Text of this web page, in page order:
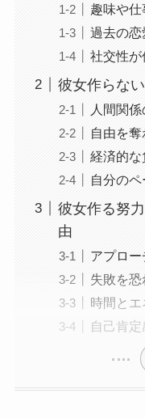
趣味や
過去の恋
社交性が
彼女作らな
人間関
自由を
経済的な
自分の
彼女作る努
由
アプロ
失敗を恐
時間と
自己肯